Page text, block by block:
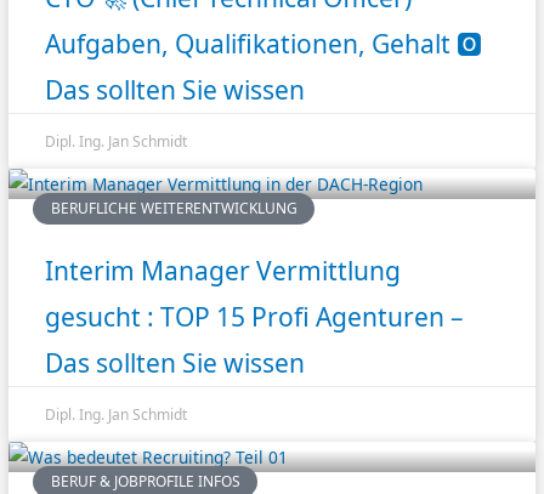
Aufgaben, Qualifikationen, Gehalt 🅾️
Das sollten Sie wissen
Dipl. Ing. Jan Schmidt
BERUFLICHE WEITERENTWICKLUNG
Interim Manager Vermittlung
gesucht : TOP 15 Profi Agenturen –
Das sollten Sie wissen
Dipl. Ing. Jan Schmidt
BERUF & JOBPROFILE INFOS